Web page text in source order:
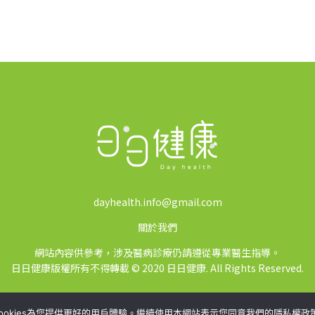
dayhealth.info@gmail.com
關於我們
網站內容供參考，涉及醫病診療仍請遵從專業醫生指導。
日日健康版權所有不得轉載 © 2020 日日健康. All Rights Reserved.